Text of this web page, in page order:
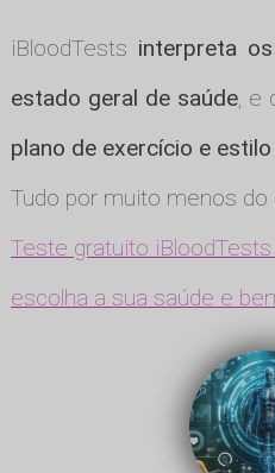
iBloodTests interpreta
estado geral de saúde, e
plano de exercício e
Tudo por muito menos
Teste gratuito
escolha a sua saúde e